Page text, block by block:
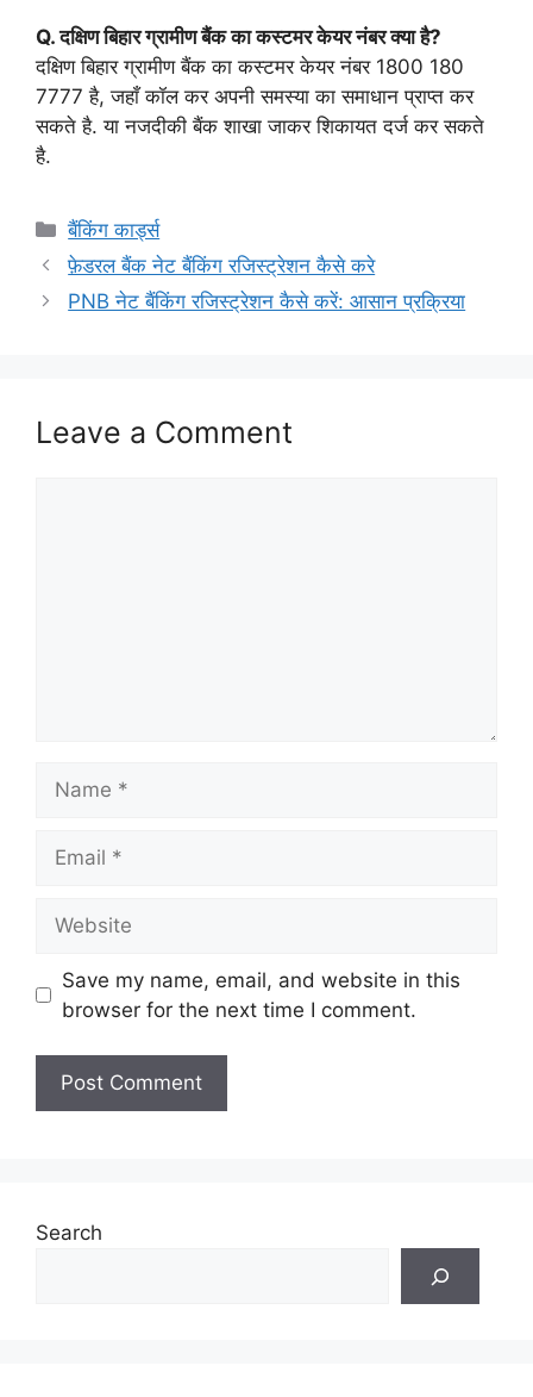
Q. दक्षिण बिहार ग्रामीण बैंक का कस्टमर केयर नंबर क्या है?
दक्षिण बिहार ग्रामीण बैंक का कस्टमर केयर नंबर 1800 180
7777 है, जहाँ कॉल कर अपनी समस्या का समाधान प्राप्त कर
सकते है. या नजदीकी बैंक शाखा जाकर शिकायत दर्ज कर सकते
है.
Categories
बैंकिंग कार्ड्स
फ़ेडरल बैंक नेट बैंकिंग रजिस्ट्रेशन कैसे करे
PNB नेट बैंकिंग रजिस्ट्रेशन कैसे करें: आसान प्रक्रिया
Leave a Comment
Save my name, email, and website in this
browser for the next time I comment.
Search